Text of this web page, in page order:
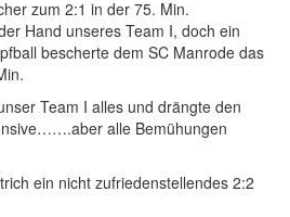
zum 2:1 in der 75. Min.
Hand unseres Team I, doch ein
bescherte dem SC Manrode das
Team I alles und drängte den
alle Bemühungen
ein nicht zufriedenstellendes 2:2